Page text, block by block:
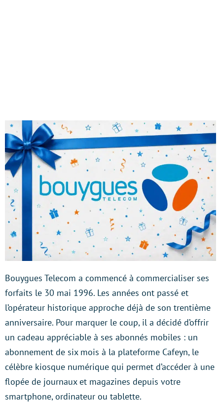
Bouygues Telecom a commencé à commercialiser ses
forfaits le 30 mai 1996. Les années ont passé et
l’opérateur historique approche déjà de son trentième
anniversaire. Pour marquer le coup, il a décidé d’offrir
un cadeau appréciable à ses abonnés mobiles : un
abonnement de six mois à la plateforme Cafeyn, le
célèbre kiosque numérique qui permet d’accéder à une
flopée de journaux et magazines depuis votre
smartphone, ordinateur ou tablette.